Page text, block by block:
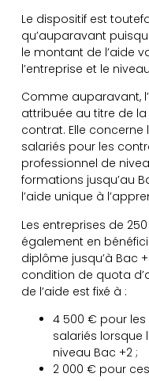
Le dispositif est
qu’auparavant
le montant de l’aide
l’entreprise et le
Comme auparavant,
attribuée au titre de la
contrat. Elle
salariés pour les
professionnel de
formations jusqu’au
l’aide unique à
Les entreprises de
également en
diplôme jusqu’à Bac
condition de quota
de l’aide est fixé à :
4 500 € pour
salariés lorsque
niveau Bac +2 ;
2 000 € pour